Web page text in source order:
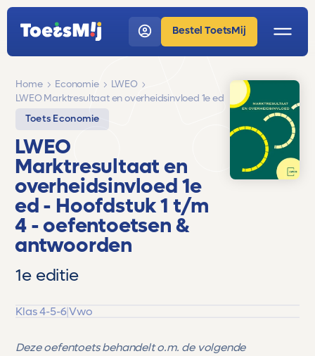
Bestel ToetsMij
Home Economie
LWEO
LWEO Marktresultaat en overheidsinvloed 1e ed
Toets Economie
LWEO
Marktresultaat en
overheidsinvloed 1e
ed- Hoofdstuk 1 t/m
4 -oefentoetsen &
antwoorden
1e editie
Klas 4-5-6|Vwo
Deze oefentoets behandelt o.m. de volgende